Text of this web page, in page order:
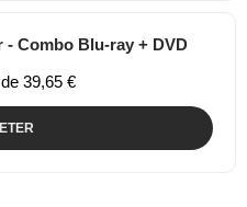
- Combo Blu-ray + DVD
39,65 €